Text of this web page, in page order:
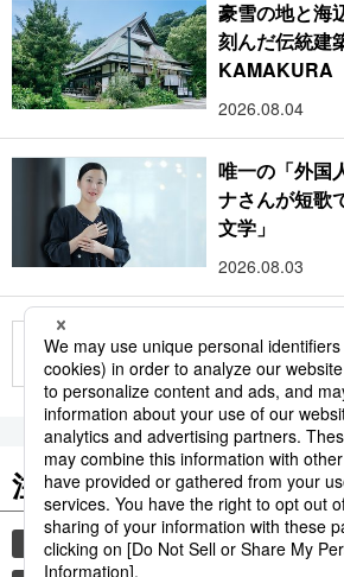
豪雪の地と海
刻んだ伝統建
KAMAKURA
2026.08.04
唯一の「外国
ナさんが短歌
文学」
2026.08.03
もっと見る
注目のキーワード
共同通信ニュース 観光 気象